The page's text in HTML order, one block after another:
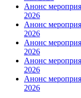
Анонс
2026
Анонс
2026
Анонс
2026
Анонс
2026
Анонс
2026